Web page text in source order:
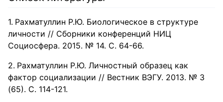
Рахматуллин Р.Ю. Биологическое в структуре
личности // Сборники конференций НИЦ
Социосфера. 2015. № 14. С. 64-66.
Рахматуллин Р.Ю. Личностный образец как
фактор социализации // Вестник ВЭГУ. 2013. № 3
(65). С. 114-121.